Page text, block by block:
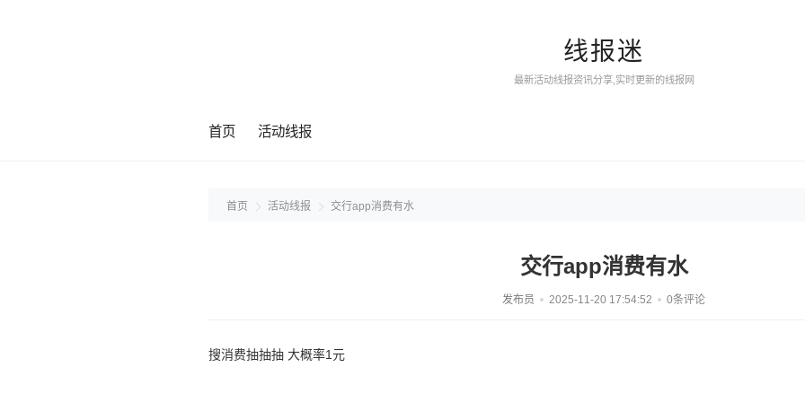
线报迷
最新活动线报资讯分享,实时更新的线报网
首页 活动线报
首页 活动线报 交行app消费有水
交行app消费有水
发布员 2025-11-20 17:54:52 0条评论
搜消费抽抽抽 大概率1元